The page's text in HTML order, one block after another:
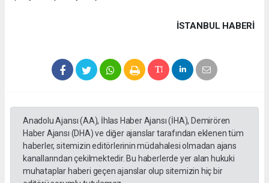
İSTANBUL HABERİ
Anadolu Ajansı (AA), İhlas Haber Ajansı (İHA), Demirören
Haber Ajansı (DHA) ve diğer ajanslar tarafından eklenen tüm
haberler, sitemizin editörlerinin müdahalesi olmadan ajans
kanallarından çekilmektedir. Bu haberlerde yer alan hukuki
muhataplar haberi geçen ajanslar olup sitemizin hiç bir